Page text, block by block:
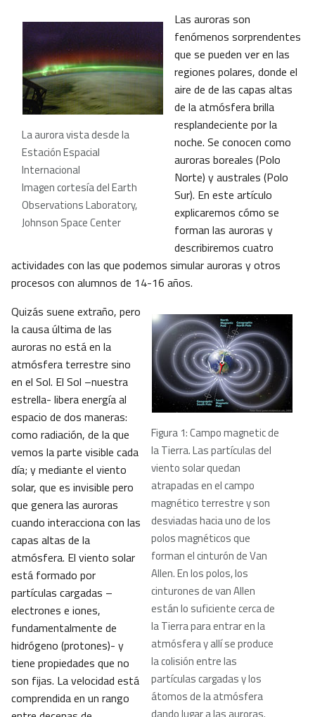
La aurora vista desde la
Estación Espacial
Internacional
Imagen cortesía del Earth
Observations Laboratory,
Johnson Space Center
Las auroras son
fenómenos sorprendentes
que se pueden ver en las
regiones polares, donde el
aire de de las capas altas
de la atmósfera brilla
resplandeciente por la
noche. Se conocen como
auroras boreales (Polo
Norte) y australes (Polo
Sur). En este artículo
explicaremos cómo se
forman las auroras y
describiremos cuatro
actividades con las que podemos simular auroras y otros
procesos con alumnos de 14-16 años.
Figura 1: Campo magnetic de
la Tierra. Las partículas del
viento solar quedan
atrapadas en el campo
magnético terrestre y son
desviadas hacia uno de los
polos magnéticos que
forman el cinturón de Van
Allen. En los polos, los
cinturones de van Allen
están lo suficiente cerca de
la Tierra para entrar en la
atmósfera y allí se produce
la colisión entre las
partículas cargadas y los
átomos de la atmósfera
Quizás suene extraño, pero
la causa última de las
auroras no está en la
atmósfera terrestre sino
en el Sol. El Sol –nuestra
estrella- libera energía al
espacio de dos maneras:
como radiación, de la que
vemos la parte visible cada
día; y mediante el viento
solar, que es invisible pero
que genera las auroras
cuando interacciona con las
capas altas de la
atmósfera. El viento solar
está formado por
partículas cargadas –
electrones e iones,
fundamentalmente de
hidrógeno (protones)- y
tiene propiedades que no
son fijas. La velocidad está
comprendida en un rango